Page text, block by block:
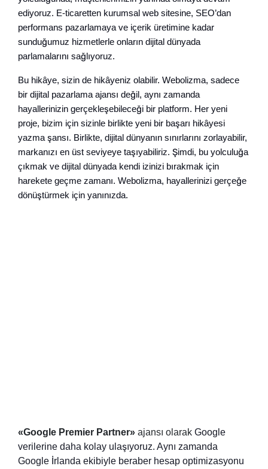
ediyoruz. E-ticaretten kurumsal web sitesine, SEO’dan
performans pazarlamaya ve içerik üretimine kadar
sunduğumuz hizmetlerle onların dijital dünyada
parlamalarını sağlıyoruz.
Bu hikâye, sizin de hikâyeniz olabilir. Webolizma, sadece
bir dijital pazarlama ajansı değil, aynı zamanda
hayallerinizin gerçekleşebileceği bir platform. Her yeni
proje, bizim için sizinle birlikte yeni bir başarı hikâyesi
yazma şansı. Birlikte, dijital dünyanın sınırlarını zorlayabilir,
markanızı en üst seviyeye taşıyabiliriz. Şimdi, bu yolculuğa
çıkmak ve dijital dünyada kendi izinizi bırakmak için
harekete geçme zamanı. Webolizma, hayallerinizi gerçeğe
dönüştürmek için yanınızda.
«Google Premier Partner» ajansı olarak Google
verilerine daha kolay ulaşıyoruz. Aynı zamanda
Google İrlanda ekibiyle beraber hesap optimizasyonu